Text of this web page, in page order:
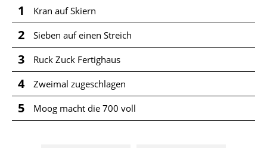
1 Kran auf Skiern
2 Sieben auf einen Streich
3 Ruck Zuck Fertighaus
4 Zweimal zugeschlagen
5 Moog macht die 700 voll